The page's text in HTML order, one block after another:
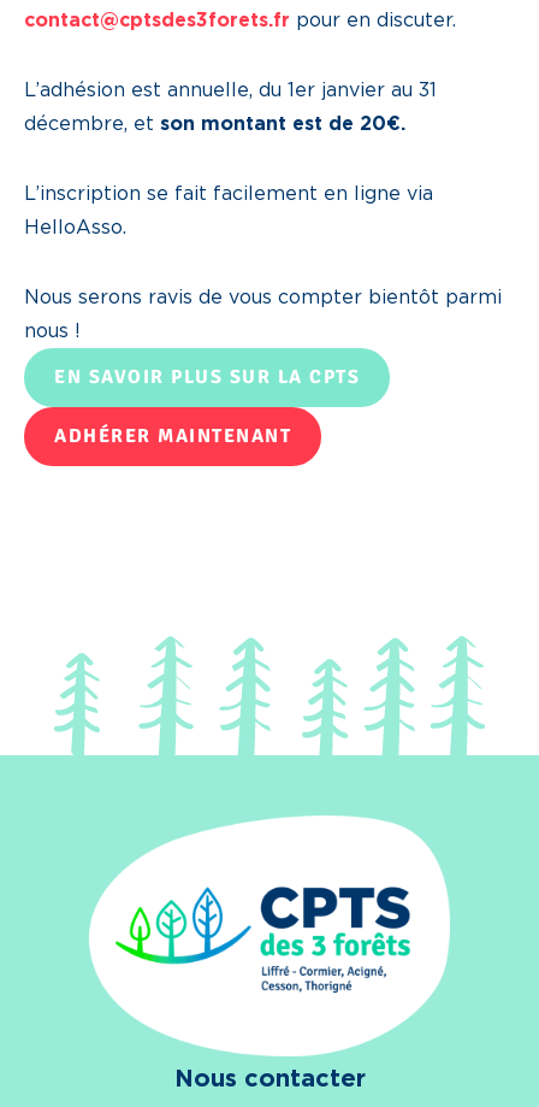
contact@cptsdes3forets.fr pour en discuter.
L’adhésion est annuelle, du 1er janvier au 31
décembre, et son montant est de 20€.
L’inscription se fait facilement en ligne via
HelloAsso.
Nous serons ravis de vous compter bientôt parmi
nous !
EN SAVOIR PLUS SUR LA CPTS
ADHÉRER MAINTENANT
Nous contacter